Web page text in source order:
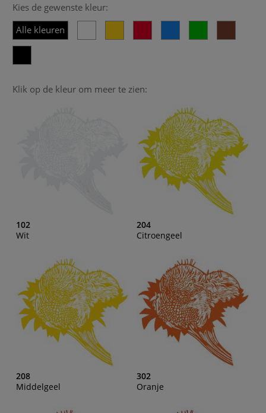
Kies de gewenste kleur:
Alle kleuren
Klik op de kleur om meer te zien:
102
Wit
204
Citroengeel
208
Middelgeel
302
Oranje